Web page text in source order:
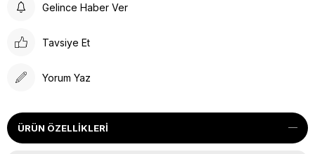
Gelince Haber Ver
Tavsiye Et
Yorum Yaz
ÜRÜN ÖZELLIKLERI